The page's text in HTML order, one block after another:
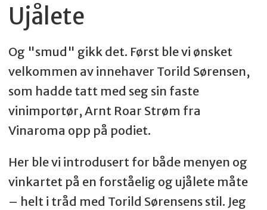
Ujålete
Og "smud" gikk det. Først ble vi ønsket
velkommen av innehaver Torild Sørensen,
som hadde tatt med seg sin faste
vinimportør, Arnt Roar Strøm fra
Vinaroma opp på podiet.
Her ble vi introdusert for både menyen og
vinkartet på en forståelig og ujålete måte
– helt i tråd med Torild Sørensens stil. Jeg